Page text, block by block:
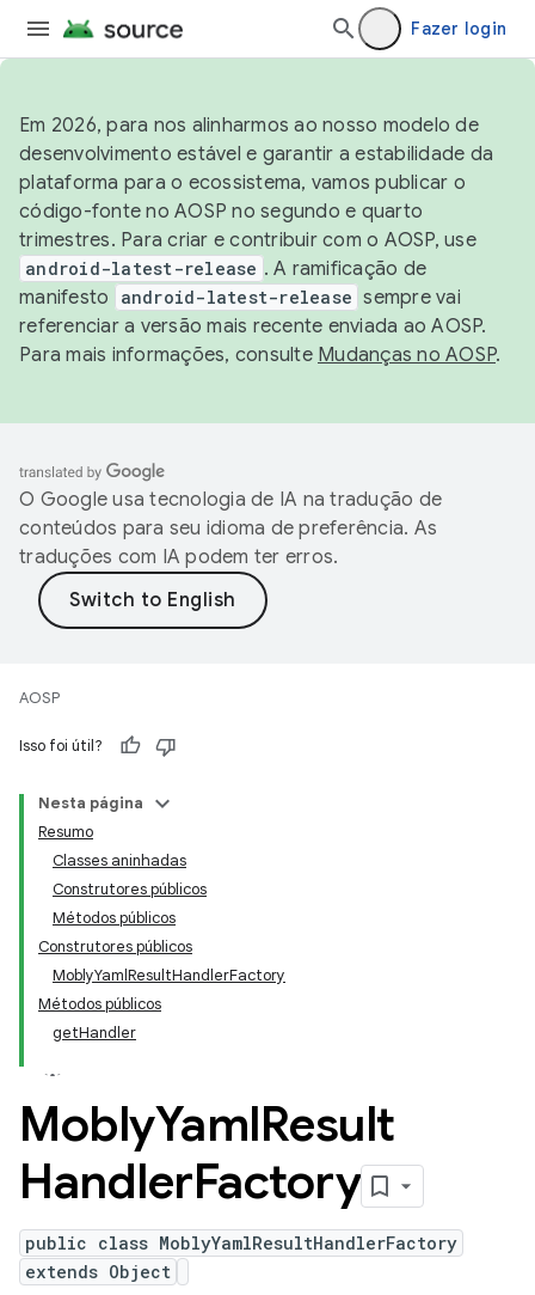
Fazer login
Em 2026, para nos alinharmos ao nosso modelo de
desenvolvimento estável e garantir a estabilidade da
plataforma para o ecossistema, vamos publicar o
código-fonte no AOSP no segundo e quarto
trimestres. Para criar e contribuir com o AOSP, use
android-latest-release . A ramificação de
manifesto
android-latest-release sempre vai
referenciar a versão mais recente enviada ao AOSP.
Para mais informações, consulte Mudanças no AOSP.
O Google usa tecnologia de IA na tradução de
conteúdos para seu idioma de preferência. As
traduções com IA podem ter erros.
AOSP
Isso foi útil?
Nesta página
Resumo
Classes aninhadas
Construtores públicos
Métodos públicos
Construtores públicos
MoblyYamlResultHandlerFactory
Métodos públicos
getHandler
MoblyYamlResult
HandlerFactory
public class MoblyYamlResultHandlerFactory
extends Object